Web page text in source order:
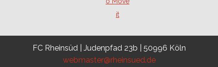
FC Rheinsüd | Judenpfad 23b | 50996 Köln
webmaster@rheinsued.de